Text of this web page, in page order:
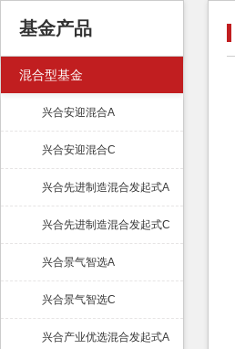
基金产品
混合型基金
兴合安迎混合A
兴合安迎混合C
兴合先进制造混合发起式A
兴合先进制造混合发起式C
兴合景气智选A
兴合景气智选C
兴合产业优选混合发起式A